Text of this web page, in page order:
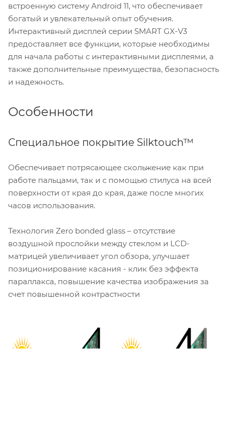
встроенную систему Android 11, что обеспечивает
богатый и увлекательный опыт обучения.
Интерактивный дисплей серии SMART GX-V3
предоставляет все функции, которые необходимы
для начала работы с интерактивными дисплеями, а
также дополнительные преимущества, безопасность
и надежность.
Особенности
Специальное покрытие Silktouch™
Обеспечивает потрясающее скольжение как при
работе пальцами, так и с помощью стилуса на всей
поверхности от края до края, даже после многих
часов использования.
Технология Zero bonded glass – отсутствие
воздушной прослойки между стеклом и LCD-
матрицей увеличивает угол обзора, улучшает
позиционирование касания - клик без эффекта
параллакса, повышение качества изображения за
счет повышенной контрастности